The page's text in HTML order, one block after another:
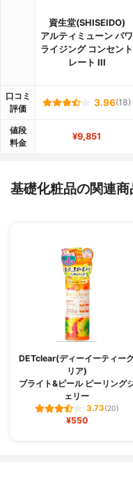
資生堂(SHISEIDO)
アルティミューン パワ
ライジング コンセント
レート III
口コミ
評価
3.96(18)
値段
料金
¥9,851
基礎化粧品の関連商
DETclear(ディーイーティーク
リア)
ブライト&ピール ピーリング
ェリー
3.73(20)
¥550